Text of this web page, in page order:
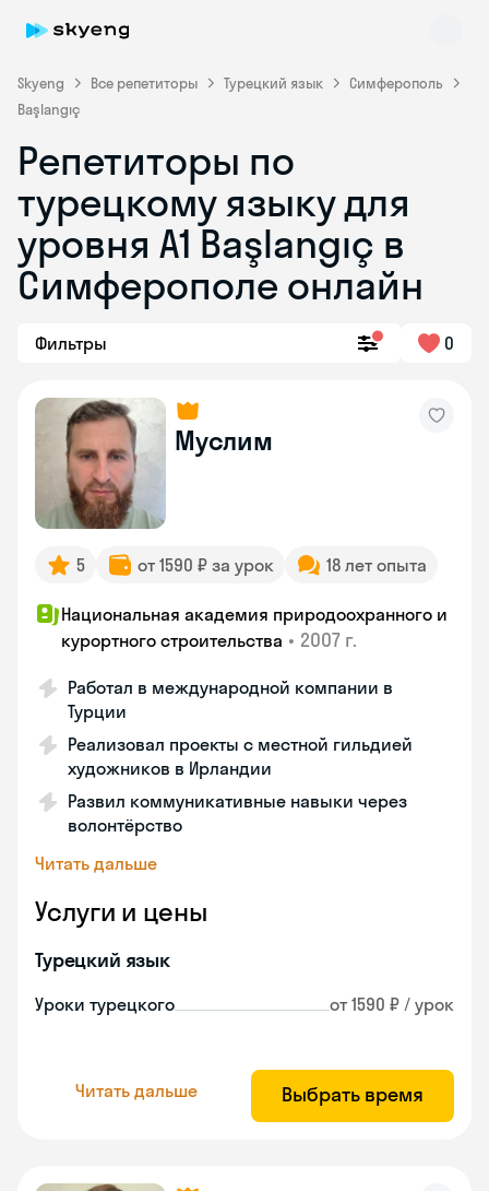
Skyeng Все репетиторы Турецкий язык
Симферополь
Başlangıç
Репетиторы по
турецкому языку для
уровня A1 Başlangıç в
Симферополе онлайн
Фильтры 0
Муслим
5 от 1590 ₽ за урок 18 лет опыта
Национальная академия природоохранного и
курортного строительства • 2007 г.
Работал в международной компании в
Турции
Реализовал проекты с местной гильдией
художников в Ирландии
Развил коммуникативные навыки через
волонтёрство
Читать дальше
Услуги и цены
Турецкий язык
Уроки турецкого от 1590 ₽ / урок
Читать дальше Выбрать время
Skyeng Chat
online